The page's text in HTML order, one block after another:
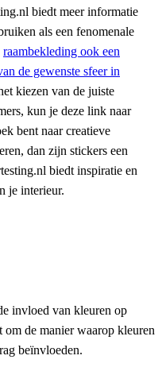
biedt meer informatie
als een fenomenale
raambekleding ook een
de gewenste sfeer in
kiezen van de juiste
kun je deze link naar
bent naar creatieve
dan zijn stickers een
biedt inspiratie en
je interieur.
invloed van kleuren op
om de manier waarop kleuren
beïnvloeden.